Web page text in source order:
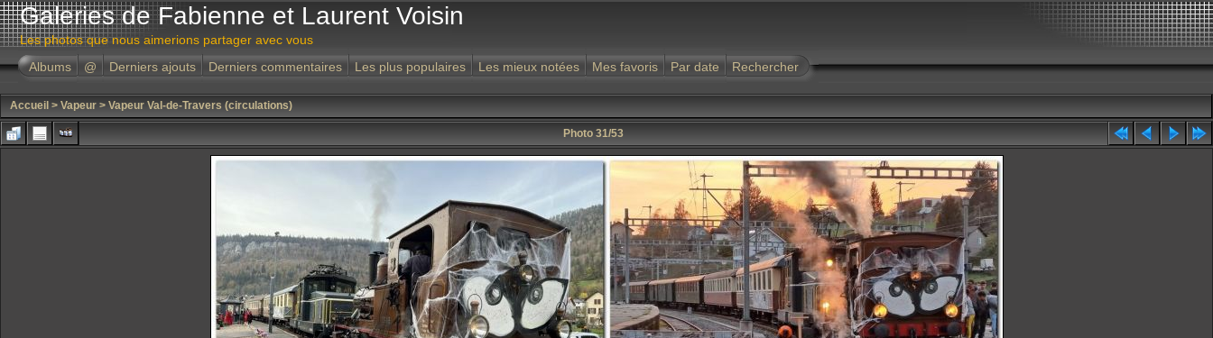
Galeries de Fabienne et Laurent Voisin
Les photos que nous aimerions partager avec vous
Albums
@ Derniers ajouts Derniers commentaires Les plus populaires Les mieux notées Mes favoris Par date Rechercher
Accueil > Vapeur > Vapeur Val-de-Travers (circulations)
Photo 31/53